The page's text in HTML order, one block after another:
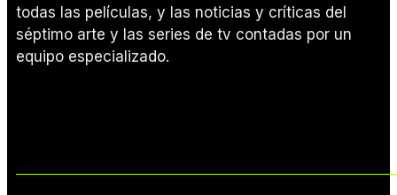
todas las películas, y las noticias y críticas del
séptimo arte y las series de tv contadas por un
equipo especializado.